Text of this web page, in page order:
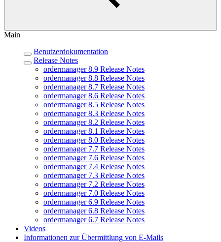
Main
Benutzerdokumentation
Release Notes
ordermanager 8.9 Release Notes
ordermanager 8.8 Release Notes
ordermanager 8.7 Release Notes
ordermanager 8.6 Release Notes
ordermanager 8.5 Release Notes
ordermanager 8.3 Release Notes
ordermanager 8.2 Release Notes
ordermanager 8.1 Release Notes
ordermanager 8.0 Release Notes
ordermanager 7.7 Release Notes
ordermanager 7.6 Release Notes
ordermanager 7.4 Release Notes
ordermanager 7.3 Release Notes
ordermanager 7.2 Release Notes
ordermanager 7.0 Release Notes
ordermanager 6.9 Release Notes
ordermanager 6.8 Release Notes
ordermanager 6.7 Release Notes
Videos
Informationen zur Übermittlung von E-Mails